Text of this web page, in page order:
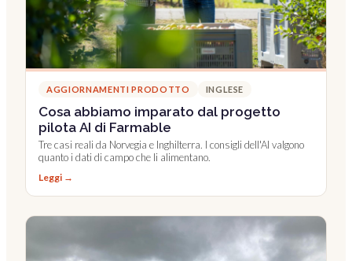
AGGIORNAMENTI PRODOTTO INGLESE
Cosa abbiamo imparato dal progetto
pilota AI di Farmable
Tre casi reali da Norvegia e Inghilterra. I consigli dell'AI valgono
quanto i dati di campo che li alimentano.
Leggi →